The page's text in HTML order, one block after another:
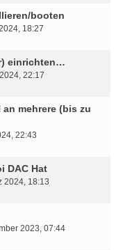
booten
18:27
einrichten…
22:17
mehrere (bis zu
22:43
DAC Hat
2024, 18:13
2023, 07:44